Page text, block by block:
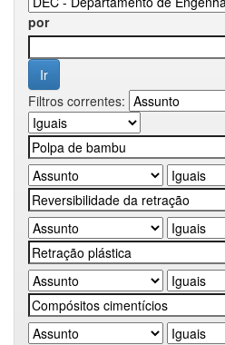
por
Filtros correntes: